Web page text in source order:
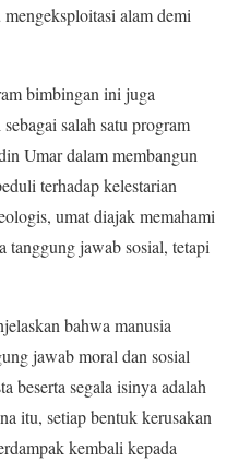
alam demi
bimbingan ini juga
salah satu program
Umar dalam membangun
terhadap kelestarian
umat diajak memahami
tanggung jawab sosial, tetapi
bahwa manusia
jawab moral dan sosial
beserta segala isinya adalah
itu, setiap bentuk kerusakan
kembali kepada